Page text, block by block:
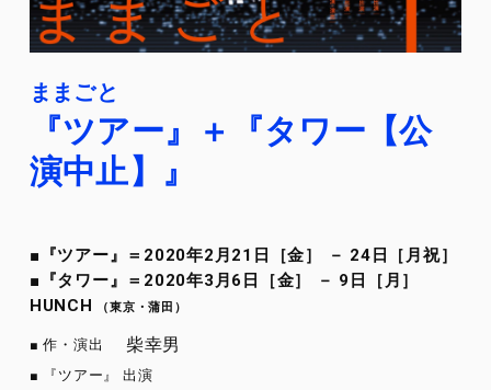
ままごと
『ツアー』＋『タワー【公
演中止】』
■『ツアー』＝2020年2月21日［金］ － 24日［月祝］
■『タワー』＝2020年3月6日［金］ － 9日［月］
HUNCH
（東京・蒲田）
作・演出 柴幸男
『ツアー』 出演